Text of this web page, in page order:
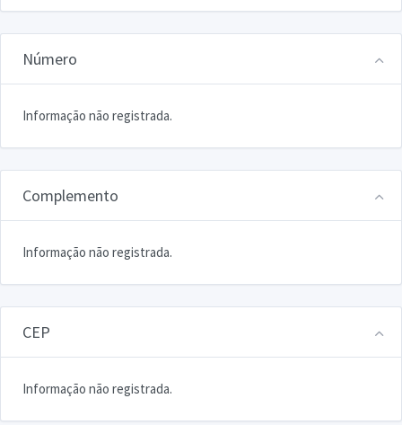
Número
Informação não registrada.
Complemento
Informação não registrada.
CEP
Informação não registrada.